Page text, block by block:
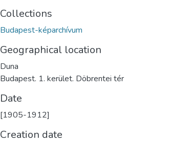
Collections
Budapest-képarchívum
Geographical location
Duna
Budapest. 1. kerület. Döbrentei tér
Date
[1905-1912]
Creation date